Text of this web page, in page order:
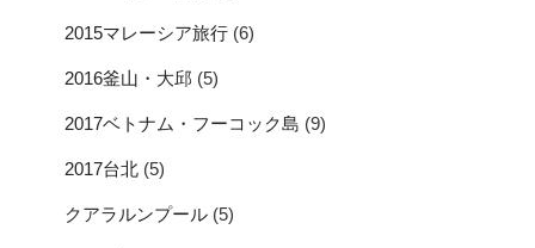
2015マレーシア旅行 (6)
2016釜山・大邱 (5)
2017ベトナム・フーコック島 (9)
2017台北 (5)
クアラルンプール (5)